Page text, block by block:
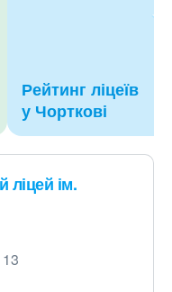
Рейтинг ліцеїв
у Чорткові
ліцей ім.